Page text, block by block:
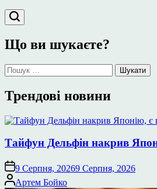
Що ви шукаєте?
Пошук:
Трендові новини
Тайфун Дельфін накрив
9 Серпня, 20269 Серпня, 2026
Опубліковано
Артем Бойко